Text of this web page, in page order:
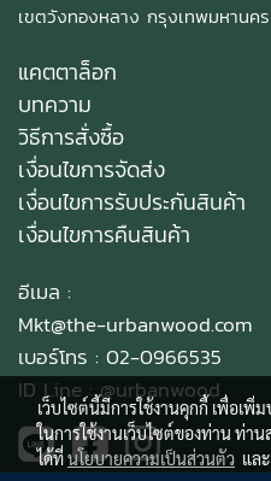
เขตวังทองหลาง กรุงเทพมหานคร
แคตตาล็อก
บทความ
วิธีการสั่งซื้อ
เงื่อนไขการจัดส่ง
เงื่อนไขการรับประกันสินค้า
เงื่อนไขการคืนสินค้า
อีเมล :
Mkt@the-urbanwood.com
เบอร์โทร : 02-0966535
ID Line :@urbanwood
เว็บไซต์นี้มีการใช้งานคุกกี้ เพื่อเ
ในการใช้งานเว็บไซต์ของท่าน ท่า
ได้ที่นโยบายความเป็นส่วนตัว และ